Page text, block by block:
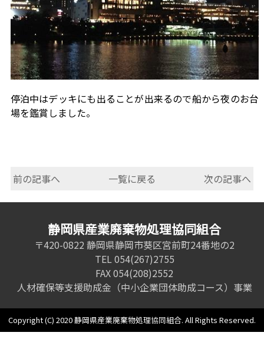
停泊中はデッキにも出ることが出来るので船から夜のお台
場を鑑賞しました。
前の記事へ 一覧に戻る 次の記事へ
静岡県産業廃棄物処理協同組合
〒420-0822 静岡県静岡市葵区宮前町24番地の2
TEL 054(267)2755
FAX 054(208)2552
人材確保等支援助成金（中小企業団体助成コース）事業
Copyright (C) 2020 静岡県産業廃棄物処理協同組合. All Rights Reserved.